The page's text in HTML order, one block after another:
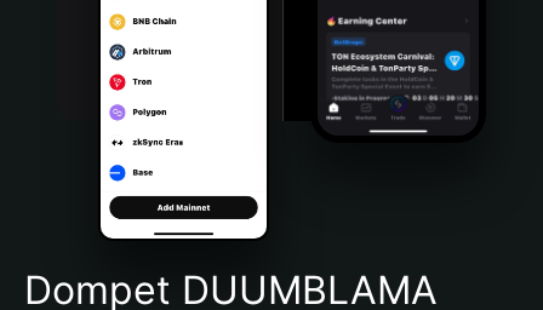
Português (Portugal)
Bahasa Indonesia
Português (Brasil)
Español (Argentina)
Dompet DUUMBLAMA